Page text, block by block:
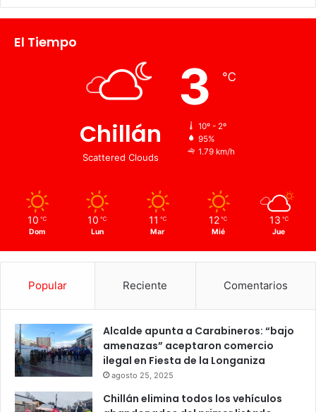
El Tiempo
Chillán
Scattered Clouds
3 ℃
10º - 2º
95%
1.79 km/h
10 ℃
Dom
10 ℃
Lun
11 ℃
Mar
12 ℃
Mié
13 ℃
Jue
Popular Reciente Comentarios
Alcalde apunta a Carabineros: “bajo
amenazas” aceptaron comercio
ilegal en Fiesta de la Longaniza
agosto 25, 2025
Chillán elimina todos los vehículos